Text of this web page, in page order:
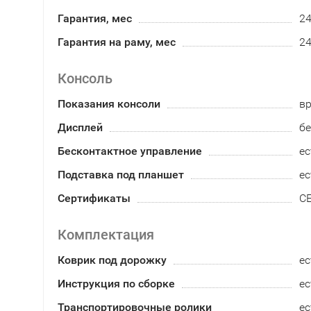
Гарантия, мес
24
Гарантия на раму, мес
24
Консоль
Показания консоли
Дисплей
Бесконтактное управление
Подставка под планшет
Сертификаты
Комплектация
Коврик под дорожку
Инструкция по сборке
Транспортировочные ролики